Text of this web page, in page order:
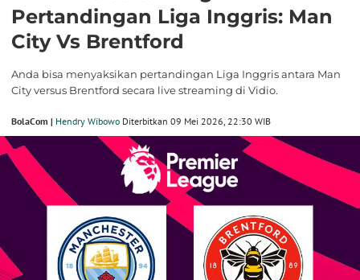
Pertandingan Liga Inggris: Man
City Vs Brentford
Anda bisa menyaksikan pertandingan Liga Inggris antara Man
City versus Brentford secara live streaming di Vidio.
BolaCom | Hendry Wibowo Diterbitkan 09 Mei 2026, 22:30 WIB